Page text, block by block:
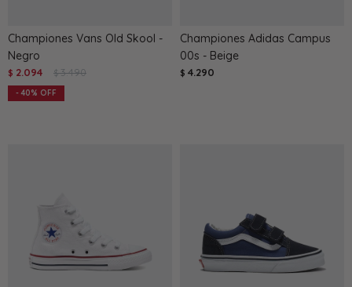
Championes Vans Old Skool -
Negro
$ 2.094 $ 3.490
40
Championes Adidas Campus
00s - Beige
$ 4.290